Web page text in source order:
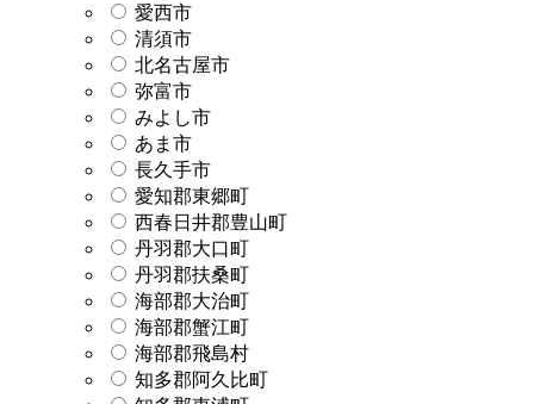
愛西市
清須市
北名古屋市
弥富市
みよし市
あま市
長久手市
愛知郡東郷町
西春日井郡豊山町
丹羽郡大口町
丹羽郡扶桑町
海部郡大治町
海部郡蟹江町
海部郡飛島村
知多郡阿久比町